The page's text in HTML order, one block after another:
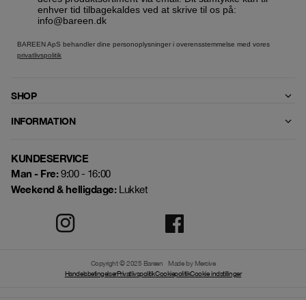
enhver tid tilbagekaldes ved at skrive til os på:
info@bareen.dk
BAREEN ApS behandler dine personoplysninger i overensstemmelse med vores
privatlivspolitik
SHOP
INFORMATION
KUNDESERVICE
Man - Fre:9:00 - 16:00
Weekend & helligdage:Lukket
Copyright © 2025 Bareen
Made by Mercive
HandelsbetingelserPrivatlivspolitikCookiepolitikCookie indstillinger